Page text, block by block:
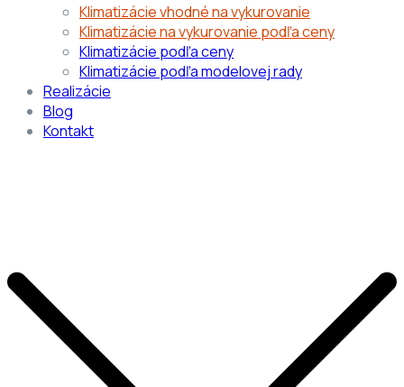
Klimatizácie vhodné na vykurovanie
Klimatizácie na vykurovanie podľa ceny
Klimatizácie podľa ceny
Klimatizácie podľa modelovej rady
Realizácie
Blog
Kontakt